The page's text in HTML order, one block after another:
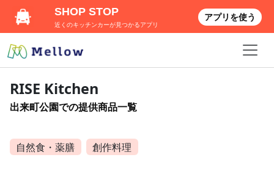
RISE Kitchen
出来町公園での提供商品一覧
自然食・薬膳 創作料理
SHOP STOP
近くのキッチンカーが見つかるアプリ
アプリを使う